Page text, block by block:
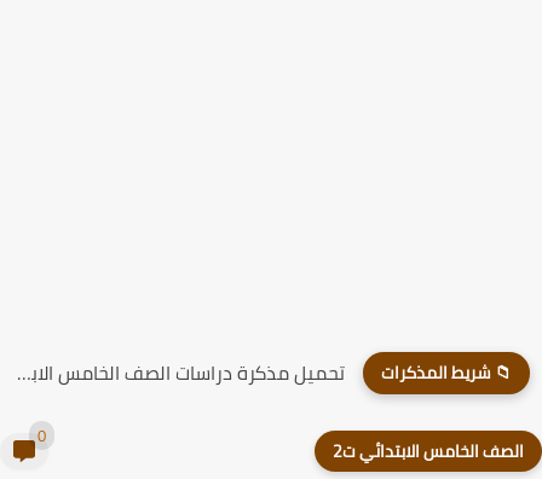
📁 شريط المذكرات تحميل مذكرة دراسات الصف الخامس الابتدائي الترم الاول 2026
الخامس الابتدائي ت2